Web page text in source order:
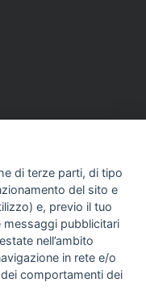
di terze parti, di tipo
del sito e
e, previo il tuo
messaggi pubblicitari
nell’ambito
in rete e/o
comportamenti dei